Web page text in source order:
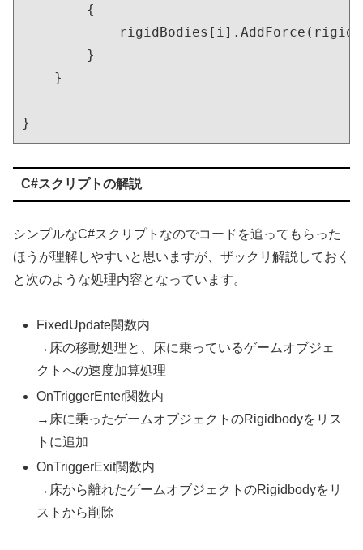
        {
        }
    }
}
C#スクリプトの解説
シンプルなC#スクリプトなのでコードを追ってもらった
ほうが理解しやすいと思いますが、ザックリ解説しておく
と次のような処理内容となっています。
FixedUpdate関数内
→床の移動処理と、床に乗っているゲームオブジェ
クトへの速度加算処理
OnTriggerEnter関数内
→床に乗ったゲームオブジェクトのRigidbodyをリス
トに追加
OnTriggerExit関数内
→床から離れたゲームオブジェクトのRigidbodyをリ
ストから削除